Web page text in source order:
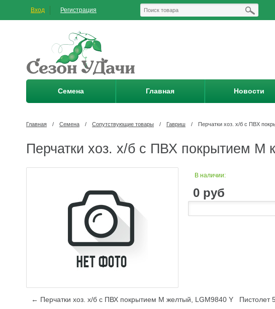
Вход Регистрация
Семена Главная Новости
Главная / Семена / Сопутствующие товары / Гавриш / Перчатки хоз. х/б с ПВХ
Перчатки хоз. х/б с ПВХ покрытием М
В наличии:
0 руб
← Перчатки хоз. х/б с ПВХ покрытием М желтый, LGM9840 Y Пистолет